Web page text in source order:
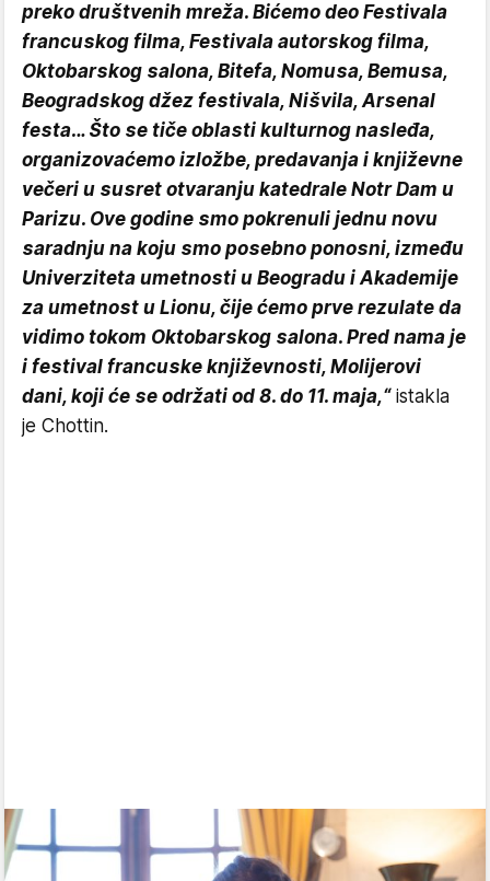
preko društvenih mreža. Bićemo deo Festivala
francuskog filma, Festivala autorskog filma,
Oktobarskog salona, Bitefa, Nomusa, Bemusa,
Beogradskog džez festivala, Nišvila, Arsenal
festa… Što se tiče oblasti kulturnog nasleđa,
organizovaćemo izložbe, predavanja i književne
večeri u susret otvaranju katedrale Notr Dam u
Parizu. Ove godine smo pokrenuli jednu novu
saradnju na koju smo posebno ponosni, između
Univerziteta umetnosti u Beogradu i Akademije
za umetnost u Lionu, čije ćemo prve rezulate da
vidimo tokom Oktobarskog salona. Pred nama je
i festival francuske književnosti, Molijerovi
dani, koji će se održati od 8. do 11. maja,“istakla
je Chottin.